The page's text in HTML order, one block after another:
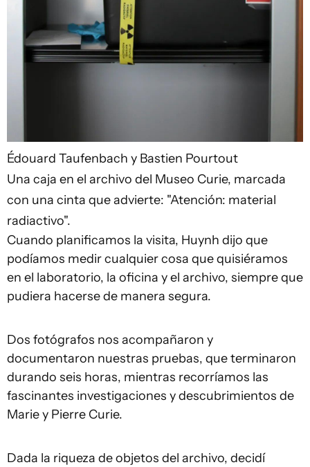
Édouard Taufenbach y Bastien Pourtout
Una caja en el archivo del Museo Curie, marcada
con una cinta que advierte: "Atención: material
radiactivo".
Cuando planificamos la visita, Huynh dijo que
podíamos medir cualquier cosa que quisiéramos
en el laboratorio, la oficina y el archivo, siempre que
pudiera hacerse de manera segura.
Dos fotógrafos nos acompañaron y
documentaron nuestras pruebas, que terminaron
durando seis horas, mientras recorríamos las
fascinantes investigaciones y descubrimientos de
Marie y Pierre Curie.
Dada la riqueza de objetos del archivo, decidí